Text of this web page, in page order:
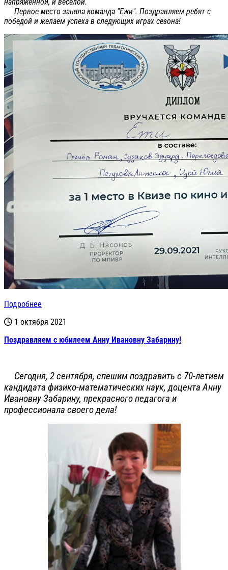
Первое место заняла команда "Ежи". Поздравляем ребят с
победой и желаем успеха в следующих играх сезона!
Подробнее
1 октября 2021
Поздравляем с юбилеем Анну Ивановну Забарину!
Сегодня, 2 сентября, спешим поздравить с 70-летием
кандидата физико-математических наук, доцента Анну
Ивановну Забарину, прекрасного педагога и
профессионала своего дела!